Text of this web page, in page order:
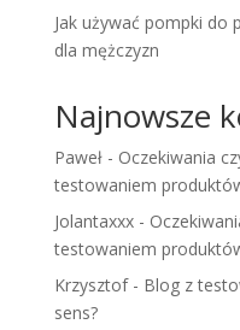
Jak używać pompki do
dla mężczyzn
Najnowsze
Paweł- Oczekiwania
testowaniem
Jolantaxxx-
testowaniem
Krzysztof- Blog z
sens?